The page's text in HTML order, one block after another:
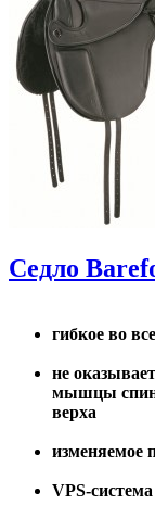
Седло
гибкое во
не
мышцы
верха
изменяемое
VPS-